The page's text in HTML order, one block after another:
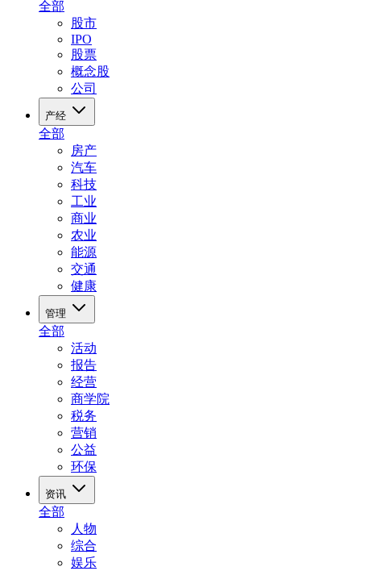
全部
股市
IPO
股票
概念股
公司
产经
全部
房产
汽车
科技
工业
商业
农业
能源
交通
健康
管理
全部
活动
报告
经营
商学院
税务
营销
公益
环保
资讯
全部
人物
综合
娱乐